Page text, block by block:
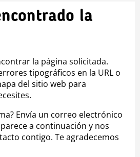
la
la página solicitada.
tipográficos en la URL o
del sitio web para
Envía un correo electrónico
a continuación y nos
contigo. Te agradecemos